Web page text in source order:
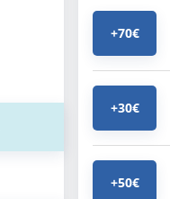
+70€
+30€
+50€